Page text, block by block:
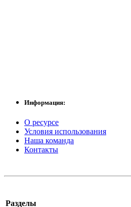
Информация:
О ресурсе
Условия использования
Наша команда
Контакты
Разделы